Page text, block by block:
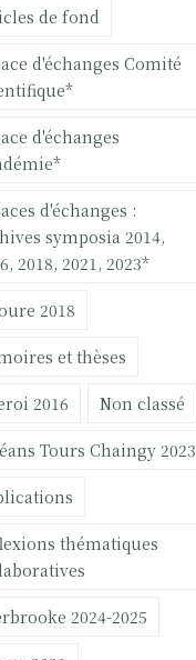
de fond
d'échanges Comité
d'échanges
d'échanges :
symposia 2014,
2018, 2021, 2023*
2018
et thèses
2016 Non classé
Tours Chaingy 2023
thématiques
2024-2025